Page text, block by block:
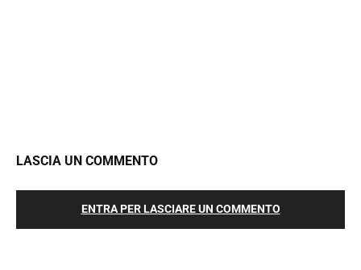
LASCIA UN COMMENTO
ENTRA PER LASCIARE UN COMMENTO